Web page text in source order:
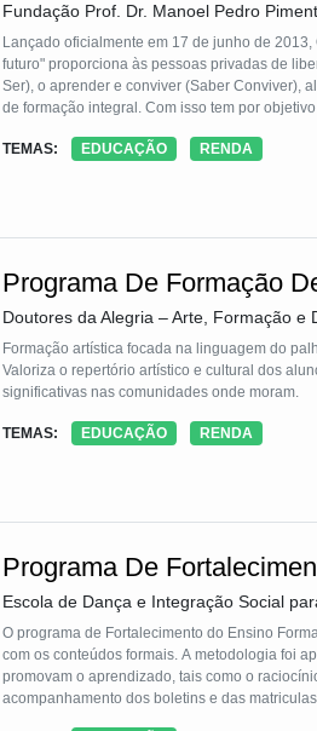
Fundação Prof. Dr. Manoel Pedro
Lançado oficialmente em 17 de junho de
futuro" proporciona às pessoas privadas de
Ser), o aprender e conviver (Saber Conviver),
de formação integral. Com isso tem por
TEMAS:
EDUCAÇÃO RENDA
Programa De Formação
Doutores da Alegria – Arte, Formação e
Formação artística focada na linguagem do
Valoriza o repertório artístico e cultural dos
significativas nas comunidades onde moram.
TEMAS: EDUCAÇÃO RENDA
Programa De
Escola de Dança e Integração Social
O programa de Fortalecimento do Ensino
com os conteúdos formais. A metodologia foi
promovam o aprendizado, tais como o
acompanhamento dos boletins e das